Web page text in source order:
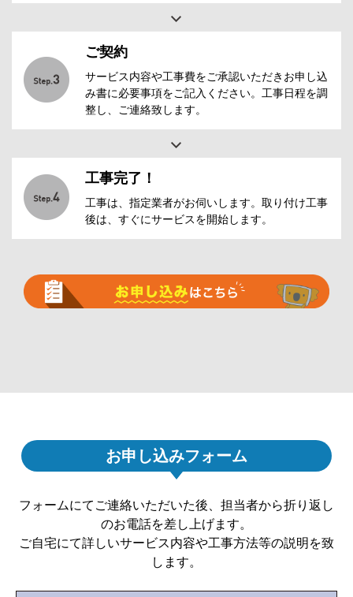
ご契約
サービス内容や工事費をご承認いただきお申し込
み書に必要事項をご記入ください。工事日程を調
整し、ご連絡致します。
工事完了！
工事は、指定業者がお伺いします。取り付け工事
後は、すぐにサービスを開始します。
お申し込みフォーム
フォームにてご連絡いただいた後、担当者から折り返し
のお電話を差し上げます。
ご自宅にて詳しいサービス内容や工事方法等の説明を致
します。